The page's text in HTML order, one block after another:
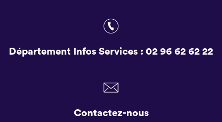
Département Infos Services : 02 96 62 62 22
Contactez-nous